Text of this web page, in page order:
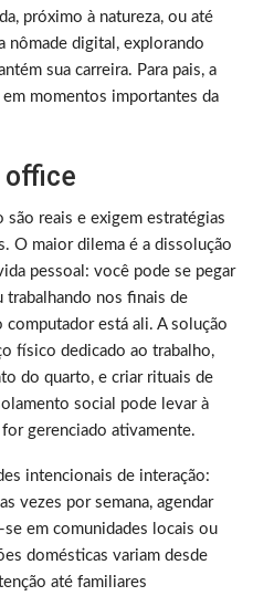
próximo à natureza, ou até
nômade digital, explorando
sua carreira. Para pais, a
momentos importantes da
office
reais e exigem estratégias
O maior dilema é a dissolução
pessoal: você pode se pegar
trabalhando nos finais de
está ali. A solução
físico dedicado ao trabalho,
do quarto, e criar rituais de
social pode levar à
gerenciado ativamente.
intencionais de interação:
vezes por semana, agendar
em comunidades locais ou
domésticas variam desde
até familiares